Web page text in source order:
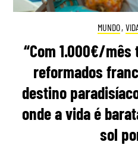
MUNDO,
“Com 1.000€/
reformados
destino
onde a vida é
sol